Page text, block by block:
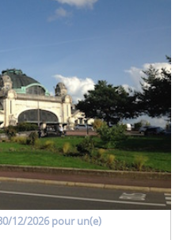
12/2026 pour un(e)